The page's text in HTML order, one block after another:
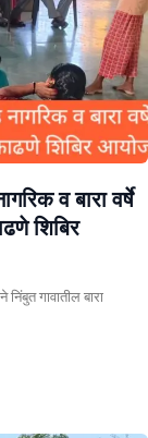
व बारा वर्षे
शिबिर
गावातील बारा